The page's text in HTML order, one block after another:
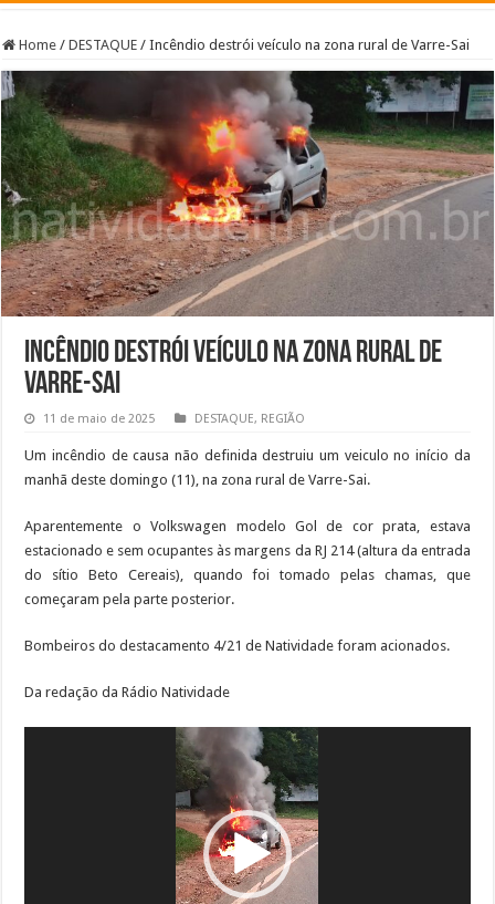
Home / DESTAQUE / Incêndio destrói veículo na zona rural de Varre-Sai
Incêndio destrói veículo na zona rural de
Varre-Sai
11 de maio de 2025 DESTAQUE, REGIÃO
Um incêndio de causa não definida destruiu um veiculo no início da
manhã deste domingo (11), na zona rural de Varre-Sai.
Aparentemente o Volkswagen modelo Gol de cor prata, estava
estacionado e sem ocupantes às margens da RJ 214 (altura da entrada
do sítio Beto Cereais), quando foi tomado pelas chamas, que
começaram pela parte posterior.
Bombeiros do destacamento 4/21 de Natividade foram acionados.
Da redação da Rádio Natividade